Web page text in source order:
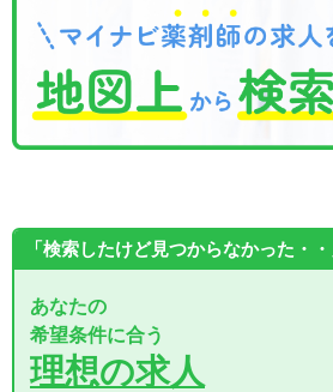
「検索したけど見つからなかった・・
あなたの
希望条件に合う
理想の求人